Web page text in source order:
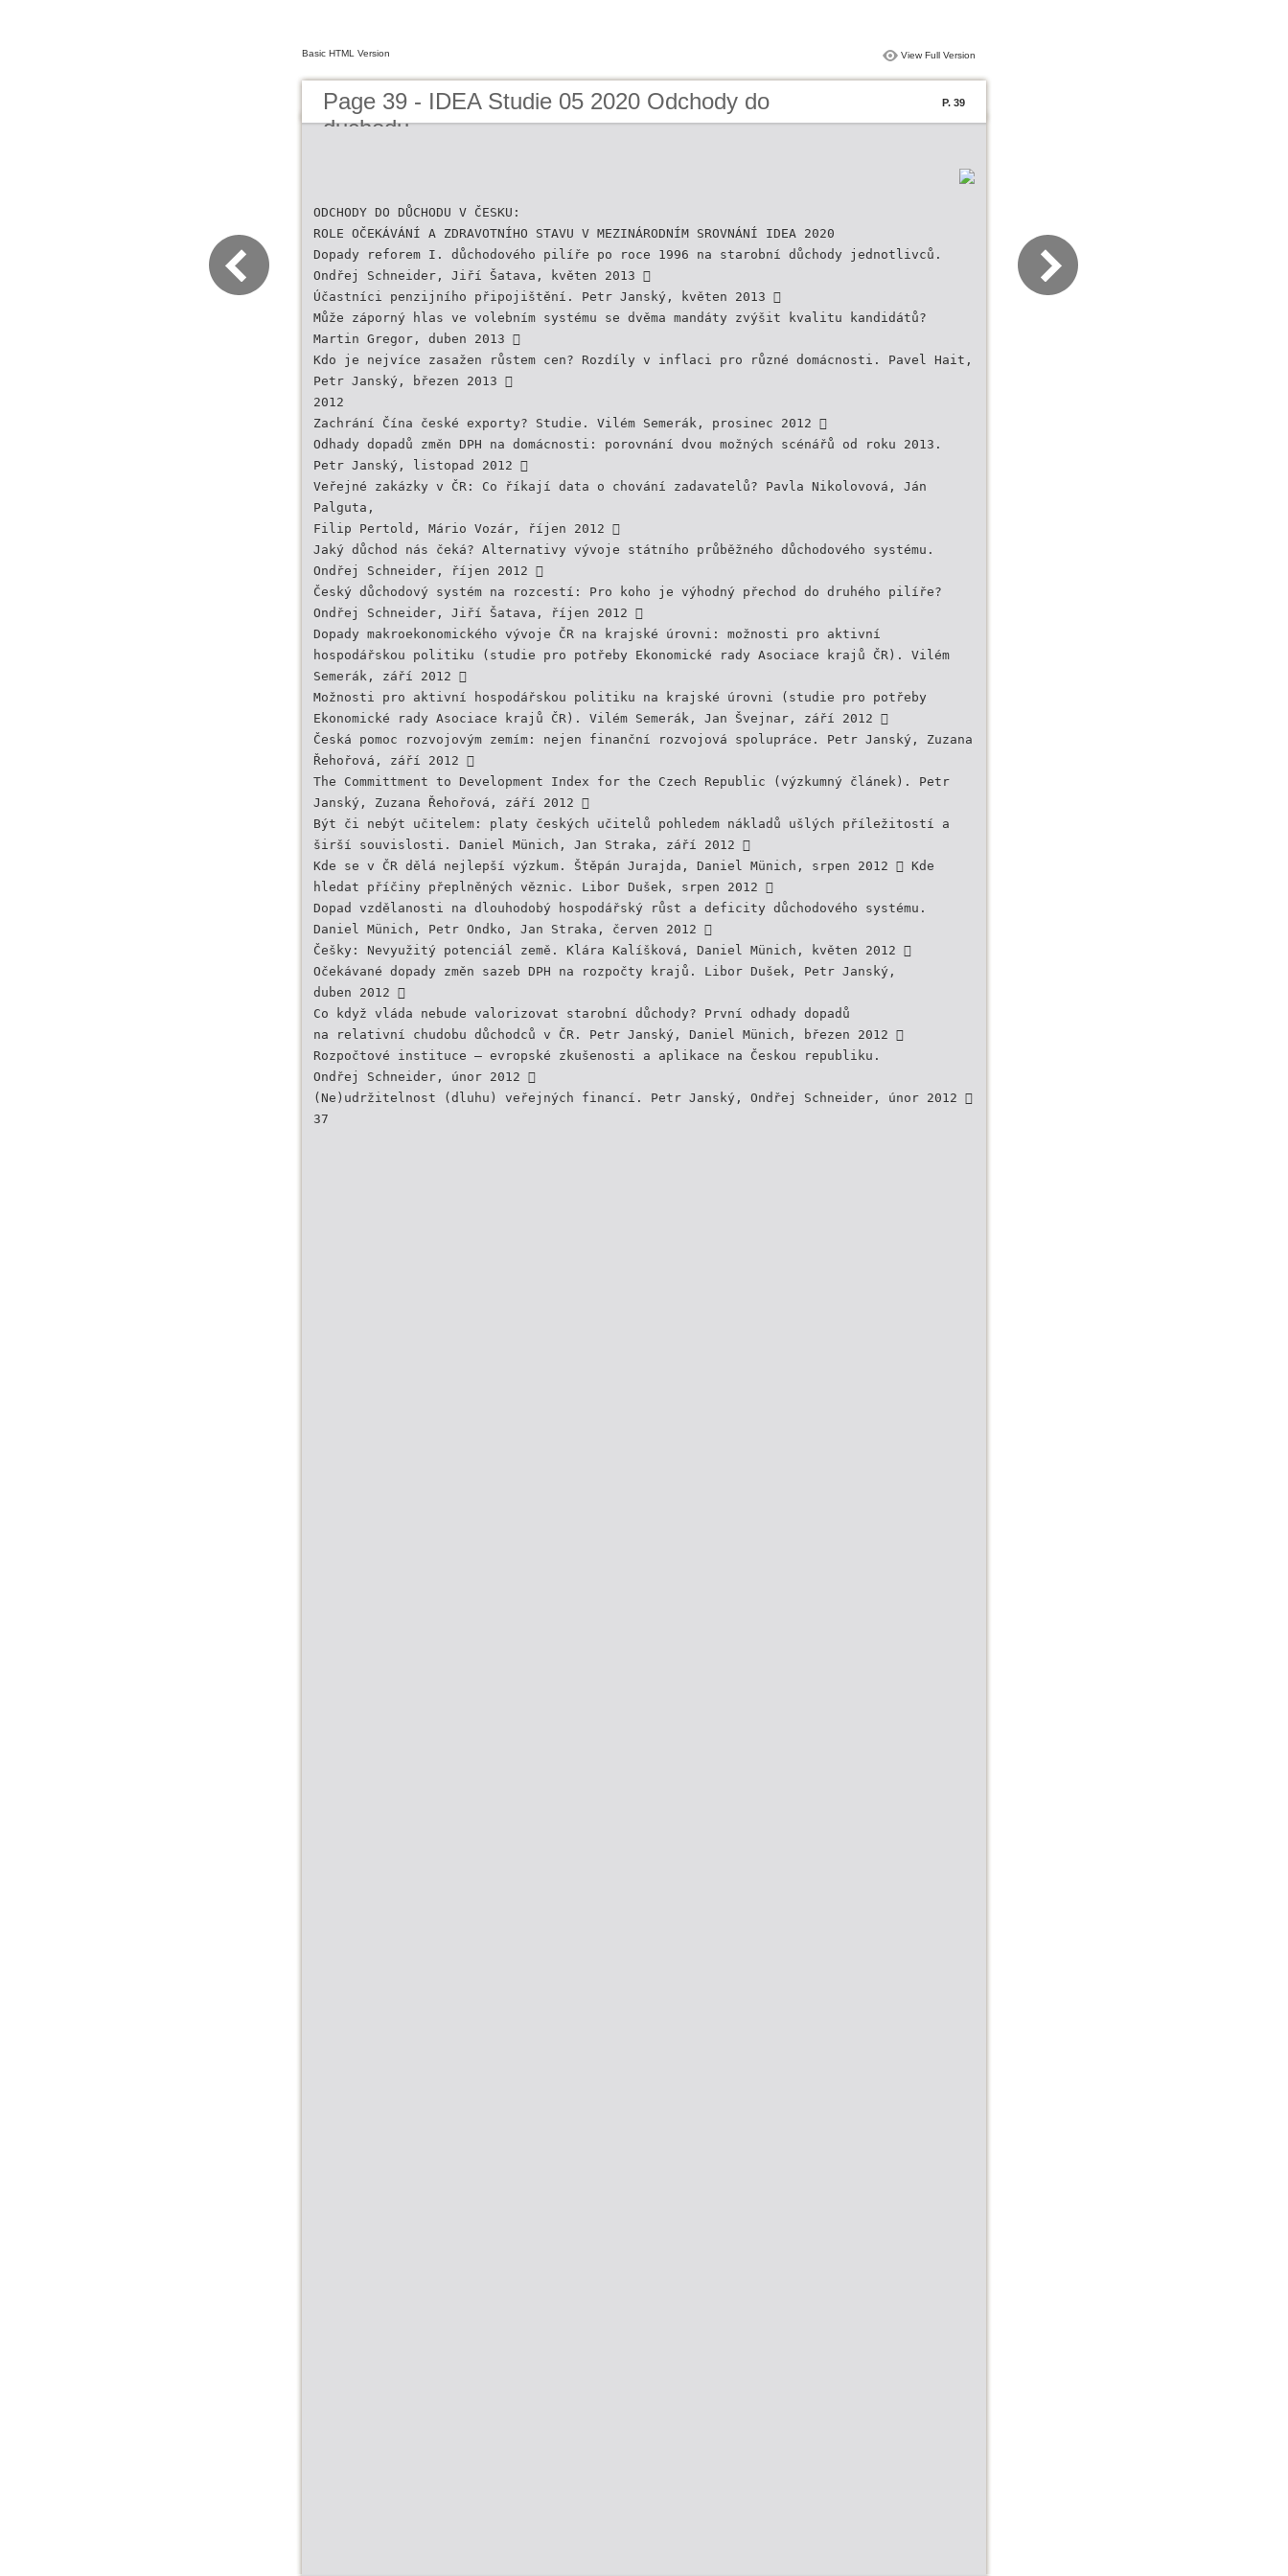
Basic HTML Version View Full Version
Page 39 - IDEA Studie 05 2020 Odchody do
duchodu
P. 39
ODCHODY DO DŮCHODU V ČESKU:
ROLE OČEKÁVÁNÍ A ZDRAVOTNÍHO STAVU V MEZINÁRODNÍM SROVNÁNÍ IDEA 2020
Dopady reforem I. důchodového pilíře po roce 1996 na starobní důchody jednotlivců.
Ondřej Schneider, Jiří Šatava, květen 2013 
Účastníci penzijního připojištění. Petr Janský, květen 2013 
Může záporný hlas ve volebním systému se dvěma mandáty zvýšit kvalitu kandidátů?
Martin Gregor, duben 2013 
Kdo je nejvíce zasažen růstem cen? Rozdíly v inflaci pro různé domácnosti. Pavel Hait,
Petr Janský, březen 2013 
2012
Zachrání Čína české exporty? Studie. Vilém Semerák, prosinec 2012 
Odhady dopadů změn DPH na domácnosti: porovnání dvou možných scénářů od roku 2013.
Petr Janský, listopad 2012 
Veřejné zakázky v ČR: Co říkají data o chování zadavatelů? Pavla Nikolovová, Ján
Palguta,
Filip Pertold, Mário Vozár, říjen 2012 
Jaký důchod nás čeká? Alternativy vývoje státního průběžného důchodového systému.
Ondřej Schneider, říjen 2012 
Český důchodový systém na rozcestí: Pro koho je výhodný přechod do druhého pilíře?
Ondřej Schneider, Jiří Šatava, říjen 2012 
Dopady makroekonomického vývoje ČR na krajské úrovni: možnosti pro aktivní
hospodářskou politiku (studie pro potřeby Ekonomické rady Asociace krajů ČR). Vilém
Semerák, září 2012 
Možnosti pro aktivní hospodářskou politiku na krajské úrovni (studie pro potřeby
Ekonomické rady Asociace krajů ČR). Vilém Semerák, Jan Švejnar, září 2012 
Česká pomoc rozvojovým zemím: nejen finanční rozvojová spolupráce. Petr Janský, Zuzana
Řehořová, září 2012 
The Committment to Development Index for the Czech Republic (výzkumný článek). Petr
Janský, Zuzana Řehořová, září 2012 
Být či nebýt učitelem: platy českých učitelů pohledem nákladů ušlých příležitostí a
širší souvislosti. Daniel Münich, Jan Straka, září 2012 
Kde se v ČR dělá nejlepší výzkum. Štěpán Jurajda, Daniel Münich, srpen 2012  Kde
hledat příčiny přeplněných věznic. Libor Dušek, srpen 2012 
Dopad vzdělanosti na dlouhodobý hospodářský růst a deficity důchodového systému.
Daniel Münich, Petr Ondko, Jan Straka, červen 2012 
Češky: Nevyužitý potenciál země. Klára Kalíšková, Daniel Münich, květen 2012 
Očekávané dopady změn sazeb DPH na rozpočty krajů. Libor Dušek, Petr Janský,
duben 2012 
Co když vláda nebude valorizovat starobní důchody? První odhady dopadů
na relativní chudobu důchodců v ČR. Petr Janský, Daniel Münich, březen 2012 
Rozpočtové instituce — evropské zkušenosti a aplikace na Českou republiku.
Ondřej Schneider, únor 2012 
(Ne)udržitelnost (dluhu) veřejných financí. Petr Janský, Ondřej Schneider, únor 2012 
37